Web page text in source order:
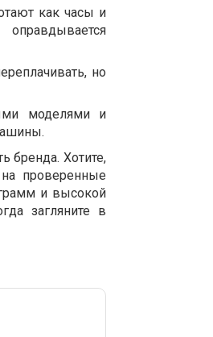
как часы и
но
моделями и
бренда. Хотите,
проверенные
и высокой
загляните в